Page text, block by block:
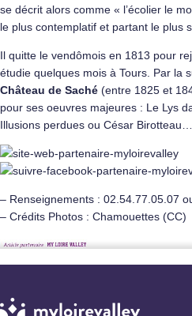
se décrit alors comme « l’écolier le
le plus contemplatif et partant le plus
Il quitte le vendômois en 1813 pour
étudie quelques mois à Tours. Par la
Château de Saché (entre 1825 et
pour ses oeuvres majeures : Le Lys
Illusions perdues ou César Birotteau…
– Renseignements : 02.54.77.05.07
– Crédits Photos : Chamouettes (CC)